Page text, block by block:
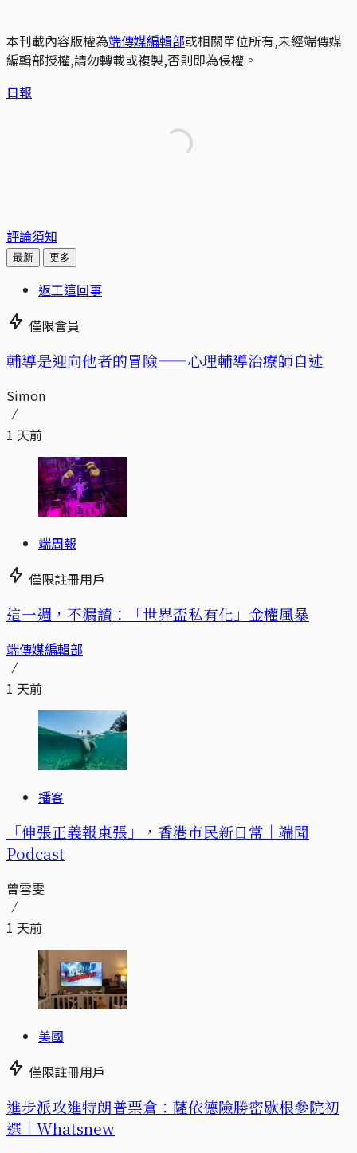
本刊載內容版權為端傳媒編輯部或相關單位所有,未經端傳媒
編輯部授權,請勿轉載或複製,否則即為侵權。
日報
評論須知
最新 更多
返工這回事
僅限會員
輔導是迎向他者的冒險——心理輔導治療師自述
Simon
1 天前
端周報
僅限註冊用戶
這一週，不漏讀：「世界盃私有化」金權風暴
端傳媒編輯部
1 天前
播客
「伸張正義報東張」，香港市民新日常｜端聞
Podcast
曾雪雯
1 天前
美國
僅限註冊用戶
進步派攻進特朗普票倉：薩依德險勝密歇根參院初
選｜Whatsnew